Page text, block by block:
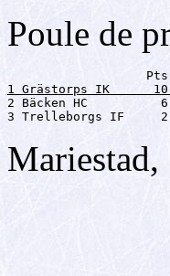
Poule de
2 Bäcken HC
3 Trelleborgs IF
Mariestad,